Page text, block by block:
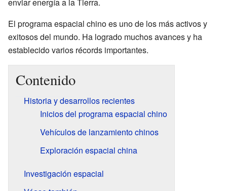
El programa espacial chino es uno de los más activos y
exitosos del mundo. Ha logrado muchos avances y ha
establecido varios récords importantes.
Contenido
Historia y desarrollos recientes
Inicios del programa espacial chino
Vehículos de lanzamiento chinos
Exploración espacial china
Investigación espacial